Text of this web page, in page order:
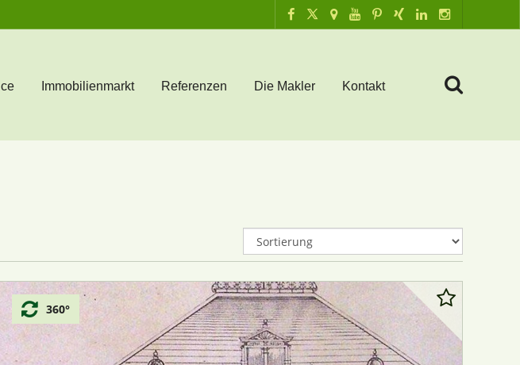
Immobilienmarkt Referenzen Die Makler Kontakt
360°